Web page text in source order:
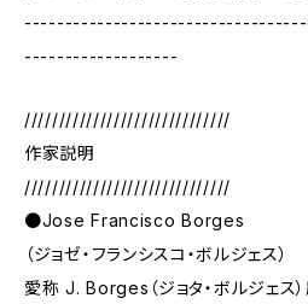
-------------------
//////////////////////////////
作家説明
//////////////////////////////
●Jose Francisco Borges
（ジョゼ・フランシスコ・ボルジェス）
愛称 J. Borges（ジョタ・ボルジェス